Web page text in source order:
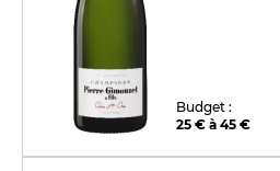
Budget :
25 € à 45 €